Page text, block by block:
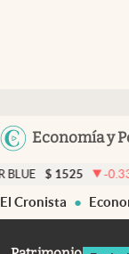
Economía y
Members
Economía y Política
Finanzas y Mercados
-0.33%
El Cronista